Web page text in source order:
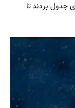
جدول بردند تا